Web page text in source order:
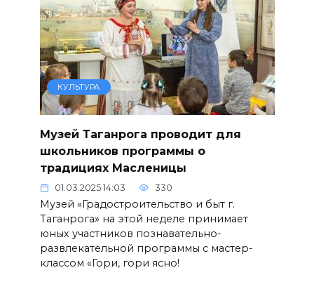
КУЛЬТУРА
Музей Таганрога проводит для
школьников программы о
традициях Масленицы
01.03.2025 14:03 330
Музей «Градостроительство и быт г.
Таганрога» на этой неделе принимает
юных участников познавательно-
развлекательной программы с мастер-
классом «Гори, гори ясно!